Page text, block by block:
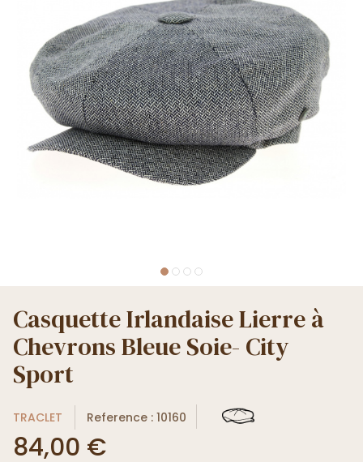
Casquette Irlandaise Lierre à
Chevrons Bleue Soie- City
Sport
TRACLET Reference : 10160
84,00 €